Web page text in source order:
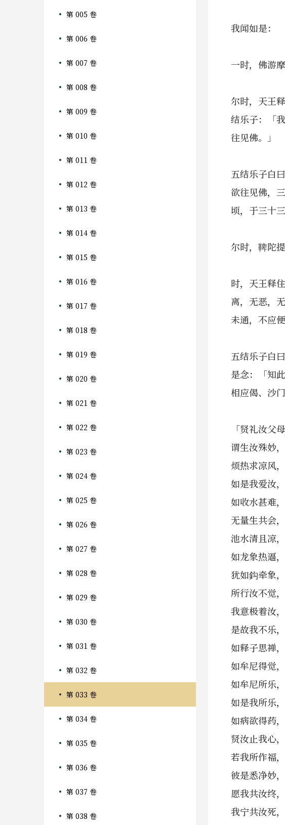
第 005 卷
第 006 卷
第 007 卷
第 008 卷
第 009 卷
第 010 卷
第 011 卷
第 012 卷
第 013 卷
第 014 卷
第 015 卷
第 016 卷
第 017 卷
第 018 卷
第 019 卷
第 020 卷
第 021 卷
第 022 卷
第 023 卷
第 024 卷
第 025 卷
第 026 卷
第 027 卷
第 028 卷
第 029 卷
第 030 卷
第 031 卷
第 032 卷
第 033 卷
第 034 卷
第 035 卷
第 036 卷
第 037 卷
第 038 卷